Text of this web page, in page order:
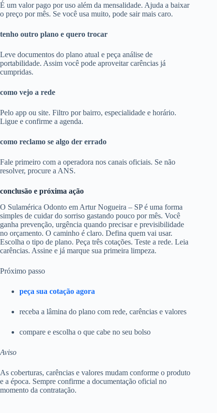
É um valor pago por uso além da mensalidade. Ajuda a baixar
o preço por mês. Se você usa muito, pode sair mais caro.
tenho outro plano e quero trocar
Leve documentos do plano atual e peça análise de
portabilidade. Assim você pode aproveitar carências já
cumpridas.
como vejo a rede
Pelo app ou site. Filtro por bairro, especialidade e horário.
Ligue e confirme a agenda.
como reclamo se algo der errado
Fale primeiro com a operadora nos canais oficiais. Se não
resolver, procure a ANS.
conclusão e próxima ação
O Sulamérica Odonto em Artur Nogueira – SP é uma forma
simples de cuidar do sorriso gastando pouco por mês. Você
ganha prevenção, urgência quando precisar e previsibilidade
no orçamento. O caminho é claro. Defina quem vai usar.
Escolha o tipo de plano. Peça três cotações. Teste a rede. Leia
carências. Assine e já marque sua primeira limpeza.
Próximo passo
peça sua cotação agora
receba a lâmina do plano com rede, carências e valores
compare e escolha o que cabe no seu bolso
Aviso
As coberturas, carências e valores mudam conforme o produto
e a época. Sempre confirme a documentação oficial no
momento da contratação.